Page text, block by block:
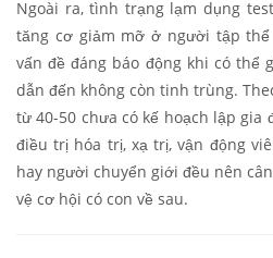
Ngoài ra, tình trạng lạm dụng
tăng cơ giảm mỡ ở người tập
vấn đề đáng báo động khi có thể
dẫn đến không còn tinh trùng.
từ 40-50 chưa có kế hoạch lập
điều trị hóa trị, xạ trị, vận động
hay người chuyển giới đều nên
vệ cơ hội có con về sau.